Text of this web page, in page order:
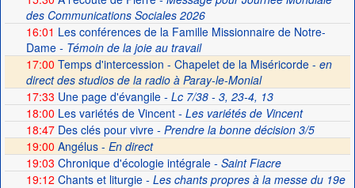
des Communications Sociales 2026
16:01 Les conférences de la Famille Missionnaire de Notre-
Dame- Témoin de la joie au travail
17:00 Temps d'intercession - Chapelet de la Miséricorde - en
direct des studios de la radio à Paray-le-Monial
17:33 Une page d'évangile- Lc 7/38 - 3, 23-4, 13
18:00 Les variétés de Vincent- Les variétés de Vincent
18:47Des clés pour vivre- Prendre la bonne décision 3/5
19:00 Angélus - En direct
19:03 Chronique d'écologie intégrale- Saint Fiacre
19:12 Chants et liturgie- Les chants propres à la messe du 19e